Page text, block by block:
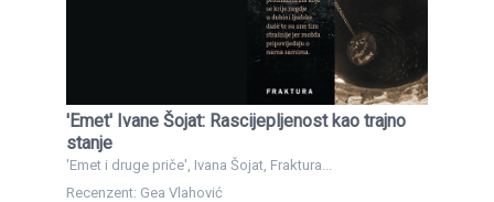
'Emet' Ivane Šojat: Rascijepljenost kao trajno
stanje
'Emet i druge priče', Ivana Šojat, Fraktura...
Recenzent: Gea Vlahović